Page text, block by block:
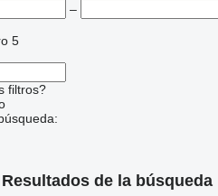
–
5
filtros?
Resultados de la búsqueda